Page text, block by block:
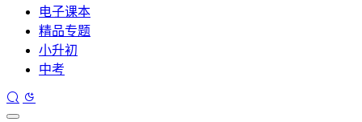
电子课本
精品专题
小升初
中考